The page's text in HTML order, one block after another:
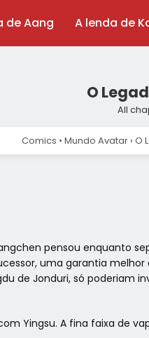
de Aang A lenda de
O
All
Comics • Mundo Avatar › O
pensou enquanto
uma garantia
de Jonduri, só poderiam
Yingsu. A fina faixa de